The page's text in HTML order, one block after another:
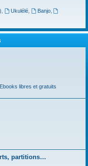
Ukulélé, Banjo,
Ebooks libres et gratuits
partitions…